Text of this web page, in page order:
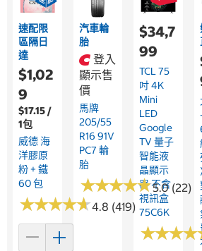
速配限
區隔日
達
$1,02
9
$17.15 /
1包
威德 海
洋膠原
粉 + 鐵
60 包
★★★★★
★★★★★4.8 (419)
汽車輪
胎
登入
顯示售
價
馬牌
205/55
R16 91V
PC7 輪
胎
★★★★★
★★★★★5.0 (22)
$34,7
99
TCL 75
吋 4K
Mini
LED
Google
TV 量子
智能液
晶顯示
器 不含
視訊盒
75C6K
★★★★
★★★★